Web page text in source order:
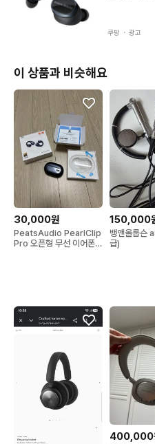
쿠팡 ・ 광고
이 상품과 비슷해요
30,000원
PeatsAudio PearlClip
Pro 오픈형 무선 이어폰
150,000
뱅앤올룹슨
급)
400,000